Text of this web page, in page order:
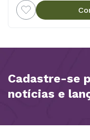
Cadastre-se
notícias e